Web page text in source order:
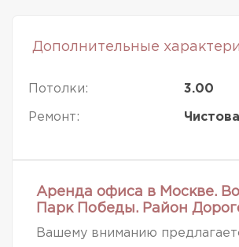
Дополнительные
Потолки: 3.00
Ремонт:
Аренда офиса в Москве.
Парк Победы. Район
Вашему вниманию